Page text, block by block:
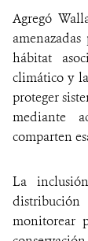
Agregó
hábitat
climático y
proteger
mediante
comparten
La
distribución
monitorear